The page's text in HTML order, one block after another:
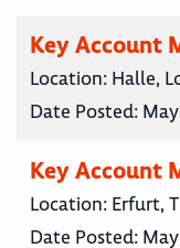
Key Account
Location: Halle,
Date Posted:
Key Account
Location: Erfurt,
Date Posted: